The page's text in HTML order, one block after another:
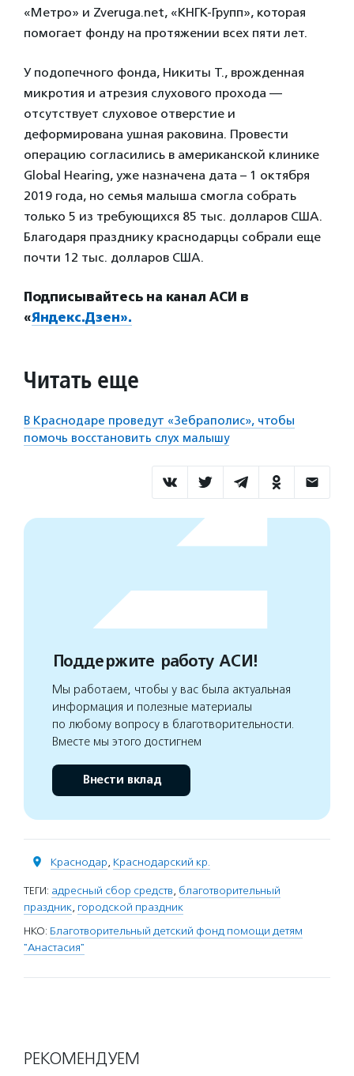
«Метро» и Zveruga.net, «КНГК-Групп», которая
помогает фонду на протяжении всех пяти лет.
У подопечного фонда, Никиты Т., врожденная
микротия и атрезия слухового прохода —
отсутствует слуховое отверстие и
деформирована ушная раковина. Провести
операцию согласились в американской клинике
Global Hearing, уже назначена дата – 1 октября
2019 года, но семья малыша смогла собрать
только 5 из требующихся 85 тыс. долларов США.
Благодаря празднику краснодарцы собрали еще
почти 12 тыс. долларов США.
Подписывайтесь на канал АСИ в
«Яндекс.Дзен».
Читать еще
В Краснодаре проведут «Зебраполис», чтобы
помочь восстановить слух малышу
Поддержите работу АСИ!
Мы работаем, чтобы у вас была актуальная
информация и полезные материалы
по любому вопросу в благотворительности.
Вместе мы этого достигнем
Внести вклад
Краснодар, Краснодарский кр.
ТЕГИ: адресный сбор средств, благотворительный
праздник, городской праздник
НКО: Благотворительный детский фонд помощи детям
"Анастасия"
РЕКОМЕНДУЕМ